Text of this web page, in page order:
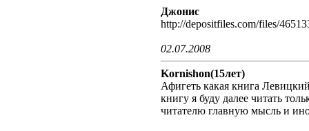
Джонис
http://depositfiles.com/files/
02.07.2008
Kornishon(15лет)
Афигеть какая книга
книгу я буду далее читать
читателю главную мысль и